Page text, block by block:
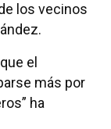
los vecinos
el
más por
ha